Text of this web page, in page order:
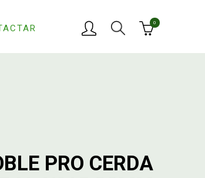
0
PRO CERDA